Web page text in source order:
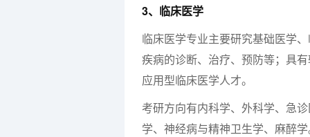
3、临床医学
临床医学专业主要研究基础医学
疾病的诊断、治疗、预防等；具
应用型临床医学人才。
考研方向有内科学、外科学、急
学、神经病与精神卫生学、麻醉